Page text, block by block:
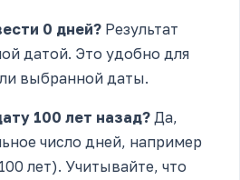
0 дней? Результат
датой. Это удобно для
выбранной даты.
100 лет назад? Да,
число дней, например
лет). Учитывайте, что